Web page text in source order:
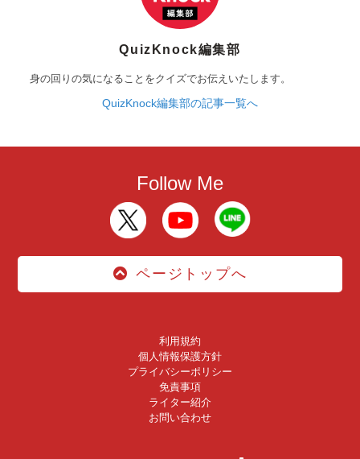
QuizKnock編集部
身の回りの気になることをクイズでお伝えいたします。
QuizKnock編集部の記事一覧へ
Follow Me
ページトップへ
利用規約
個人情報保護方針
プライバシーポリシー
免責事項
ライター紹介
お問い合わせ